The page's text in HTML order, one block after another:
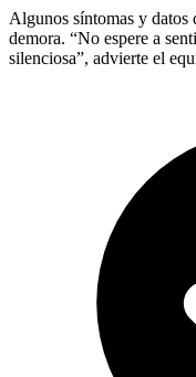
Algunos síntomas y datos
demora. “No espere a
silenciosa”, advierte el